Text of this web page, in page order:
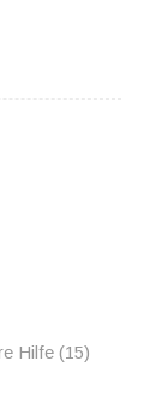
Hilfe(15)